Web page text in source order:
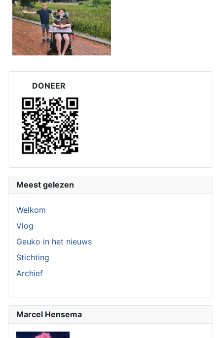
DONEER
Meest gelezen
Welkom
Vlog
Geuko in het nieuws
Stichting
Archief
Marcel Hensema